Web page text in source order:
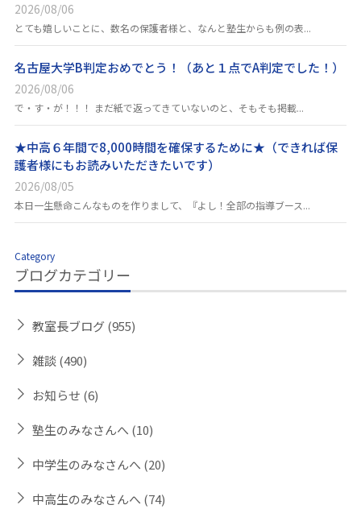
2026/08/06
とても嬉しいことに、数名の保護者様と、なんと塾生からも例の表...
名古屋大学B判定おめでとう！（あと１点でA判定でした！）
2026/08/06
で・す・が！！！ まだ紙で返ってきていないのと、そもそも掲載...
★中高６年間で8,000時間を確保するために★（できれば保
護者様にもお読みいただきたいです）
2026/08/05
本日一生懸命こんなものを作りまして、『よし！全部の指導ブース...
Category
ブログカテゴリー
教室長ブログ(955)
雑談(490)
お知らせ (6)
塾生のみなさんへ (10)
中学生のみなさんへ (20)
中高生のみなさんへ (74)